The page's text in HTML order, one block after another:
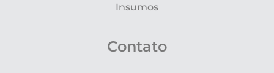
Insumos
Contato